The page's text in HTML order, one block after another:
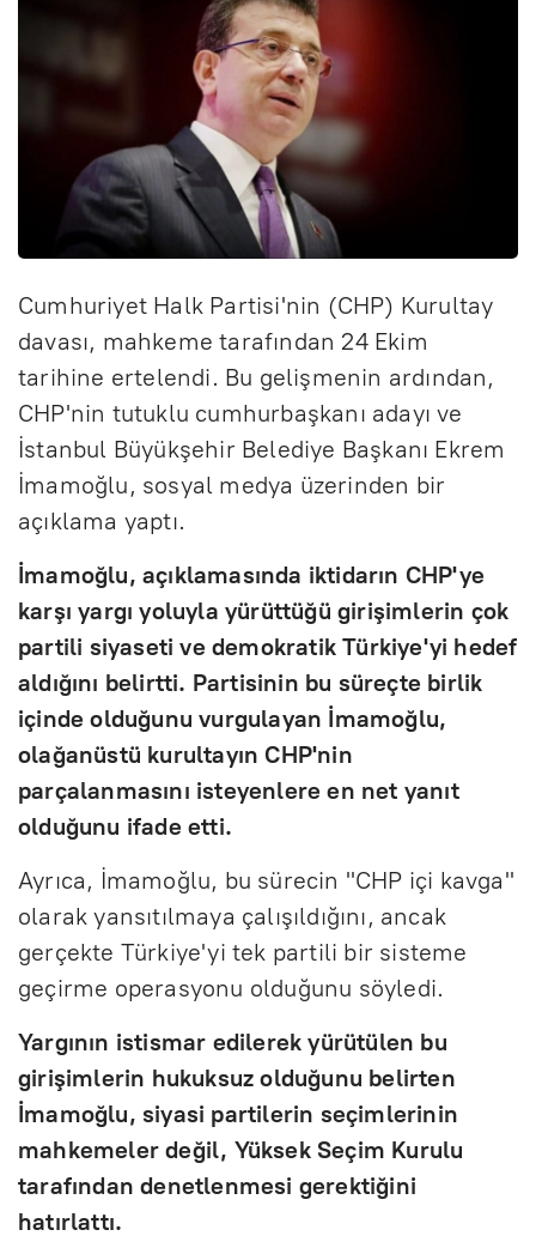
Cumhuriyet Halk Partisi'nin (CHP) Kurultay
davası, mahkeme tarafından 24 Ekim
tarihine ertelendi. Bu gelişmenin ardından,
CHP'nin tutuklu cumhurbaşkanı adayı ve
İstanbul Büyükşehir Belediye Başkanı Ekrem
İmamoğlu, sosyal medya üzerinden bir
açıklama yaptı.
İmamoğlu, açıklamasında iktidarın CHP'ye
karşı yargı yoluyla yürüttüğü girişimlerin çok
partili siyaseti ve demokratik Türkiye'yi hedef
aldığını belirtti. Partisinin bu süreçte birlik
içinde olduğunu vurgulayan İmamoğlu,
olağanüstü kurultayın CHP'nin
parçalanmasını isteyenlere en net yanıt
olduğunu ifade etti.
Ayrıca, İmamoğlu, bu sürecin "CHP içi kavga"
olarak yansıtılmaya çalışıldığını, ancak
gerçekte Türkiye'yi tek partili bir sisteme
geçirme operasyonu olduğunu söyledi.
Yargının istismar edilerek yürütülen bu
girişimlerin hukuksuz olduğunu belirten
İmamoğlu, siyasi partilerin seçimlerinin
mahkemeler değil, Yüksek Seçim Kurulu
tarafından denetlenmesi gerektiğini
hatırlattı.